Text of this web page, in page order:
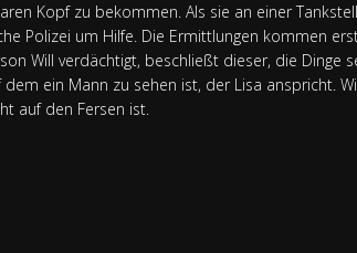
Kopf zu bekommen. Als sie an einer
Polizei um Hilfe. Die Ermittlungen kommen
Will verdächtigt, beschließt dieser, die Dinge
ein Mann zu sehen ist, der Lisa anspricht.
auf den Fersen ist.